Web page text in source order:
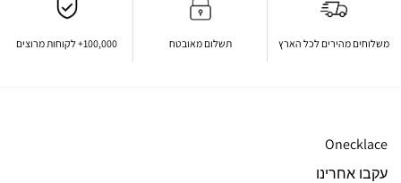
משלוחים מהירים לכל הארץ תשלום מאובטח 100,000+ לקוחות מרוצים
Onecklace
עקבו אחרינו